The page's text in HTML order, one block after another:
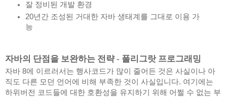
잘 정비된 개발 환경
20년간 조성된 거대한 자바 생태계를 그대로 이용 가
능
자바의 단점을 보완하는 전략 - 폴리그랏 프로그래밍
자바 8에 이르러서는 행사코드가 많이 줄어든 것은 사실이나 아
직도 다른 모던 언어에 비해 부족한 것이 사실입니다. 여기에는
하위버전 코드들에 대한 호환성을 유지하기 위해 어쩔 수 없는 부